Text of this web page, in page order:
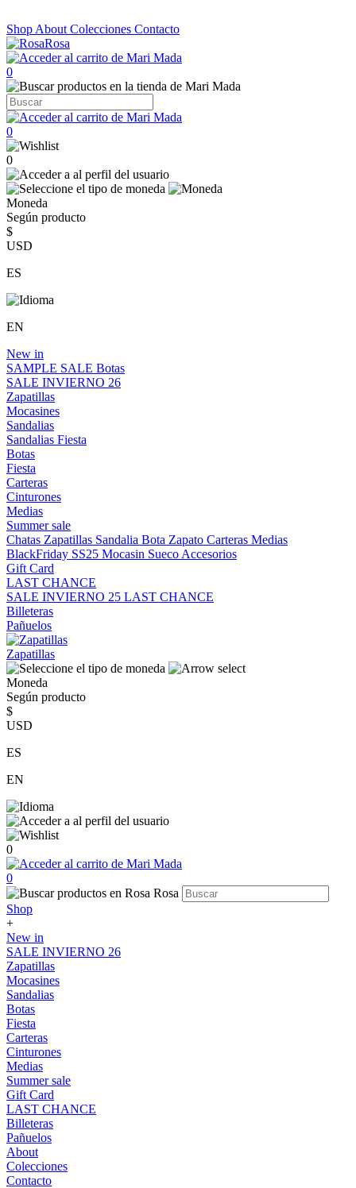
Shop About Colecciones Contacto
0
0
0
Moneda
Según producto
$
USD
ES
EN
New in
SAMPLE SALE Botas
SALE INVIERNO 26
Zapatillas
Mocasines
Sandalias
Sandalias Fiesta
Botas
Fiesta
Carteras
Cinturones
Medias
Summer sale
Chatas Zapatillas Sandalia Bota Zapato Carteras Medias
BlackFriday SS25 Mocasin Sueco Accesorios
Gift Card
LAST CHANCE
SALE INVIERNO 25 LAST CHANCE
Billeteras
Pañuelos
Zapatillas
Moneda
Según producto
$
USD
ES
EN
0
0
Shop
+
New in
SALE INVIERNO 26
Zapatillas
Mocasines
Sandalias
Botas
Fiesta
Carteras
Cinturones
Medias
Summer sale
Gift Card
LAST CHANCE
Billeteras
Pañuelos
About
Colecciones
Contacto